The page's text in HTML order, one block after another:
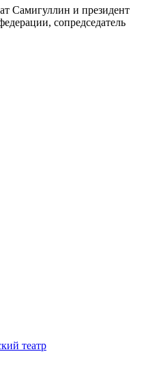
Самигуллин и президент
сопредседатель
театр